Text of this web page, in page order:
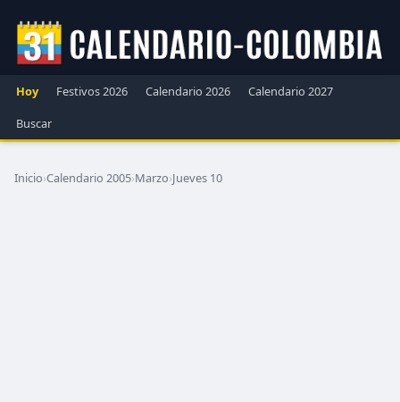
Hoy Festivos 2026 Calendario 2026
Calendario 2027
Buscar
Inicio›Calendario 2005›Marzo›Jueves 10